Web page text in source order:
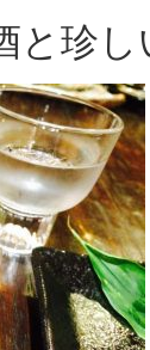
と珍し